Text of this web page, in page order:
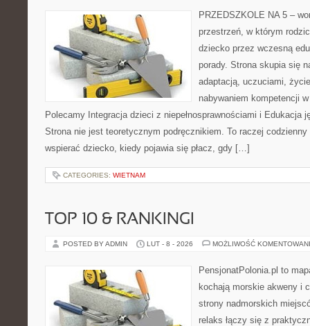
PRZEDSZKOLE NA 5 –
przestrzeń, w którym
dziecko przez wczesną
porady. Strona skupia się
adaptacją, uczuciami,
nabywaniem kompetencji
Polecamy Integracja dzieci z niepełnosprawnościami i Edukacja
Strona nie jest teoretycznym podręcznikiem. To raczej
wspierać dziecko, kiedy pojawia się płacz, gdy […]
CATEGORIES: WIETNAM
TOP 10 & RANKINGI
POSTED BY ADMIN LUT - 8 - 2026 MOŻLIWOŚĆ
PensjonatPolonia.pl to
kochają morskie akweny i
strony nadmorskich
relaks łączy się z